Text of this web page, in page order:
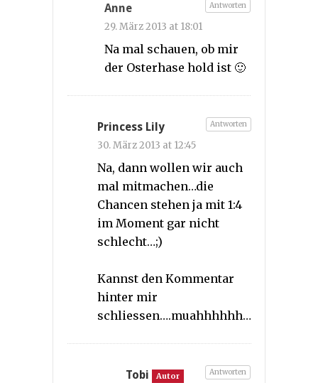
Anne
29. März 2013 at 18:01
Na mal schauen, ob mir
der Osterhase hold ist 🙂
Antworten
Princess Lily
30. März 2013 at 12:45
Na, dann wollen wir auch
mal mitmachen…die
Chancen stehen ja mit 1:4
im Moment gar nicht
schlecht…;)
Kannst den Kommentar
hinter mir
schliessen….muahhhhhh…
Antworten
Tobi Autor Antworten